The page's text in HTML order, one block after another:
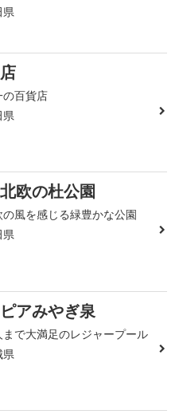
百貨店
県
欧の杜公園
風を感じる緑豊かな公園
県
アみやぎ泉
で大満足のレジャープール